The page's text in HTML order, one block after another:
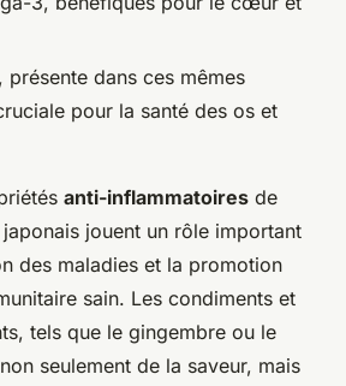
présente dans ces mêmes
pour la santé des os et
anti-inflammatoires de
jouent un rôle important
des maladies et la promotion
sain. Les condiments et
tels que le gingembre ou le
seulement de la saveur, mais